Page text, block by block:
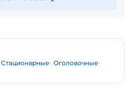
Стационарные Оголовочные